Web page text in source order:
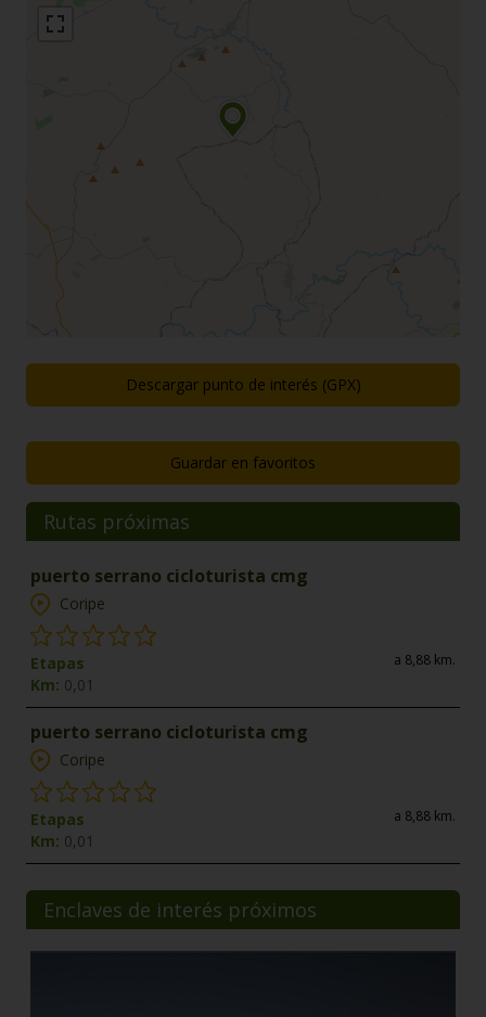
Descargar punto de interés (GPX)
Guardar en favoritos
Rutas próximas
puerto serrano cicloturista cmg
Coripe
Etapas
Km: 0,01
a 8,88 km.
puerto serrano cicloturista cmg
Coripe
Etapas
Km: 0,01
a 8,88 km.
Enclaves de interés próximos